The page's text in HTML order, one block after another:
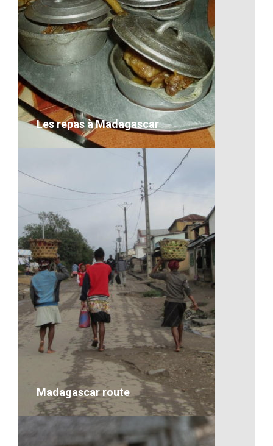
Artisanat-Chercheur d’or en action
VOIR LE DÉTAIL
Les repas à Madagascar
Les repas à Madagascar
VOIR LE DÉTAIL
Madagascar route